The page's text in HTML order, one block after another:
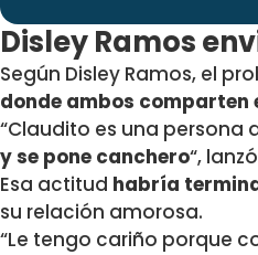
Disley Ramos
Según Disley Ramos, el
donde ambos comparten
“Claudito es una persona
y se pone canchero“,
Esa actitud habría
su relación amorosa.
“Le tengo cariño porque